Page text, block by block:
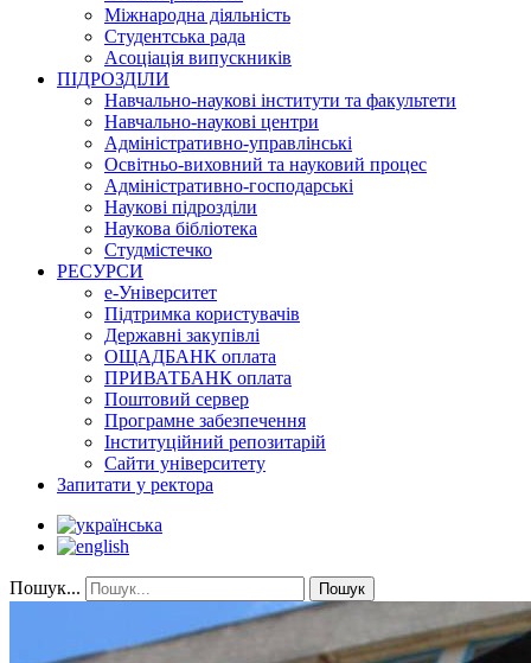
Міжнародна діяльність
Студентська рада
Асоціація випускників
ПІДРОЗДІЛИ
Навчально-наукові інститути та факультети
Навчально-наукові центри
Адміністративно-управлінські
Освітньо-виховний та науковий процес
Адміністративно-господарські
Наукові підрозділи
Наукова бібліотека
Студмістечко
РЕСУРСИ
е-Університет
Підтримка користувачів
Державні закупівлі
ОЩАДБАНК оплата
ПРИВАТБАНК оплата
Поштовий сервер
Програмне забезпечення
Інституційний репозитарій
Сайти університету
Запитати у ректора
Пошук... Пошук